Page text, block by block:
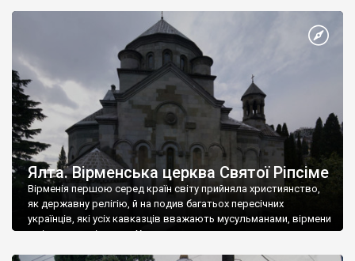
Херсонесі Володимир-язичник, став Василем-християнином.
А потім було Хрещення Русі. На честь Херсонесу Таврійського
Ялта. Вірменська церква Святої Ріпсіме
Вірменія першою серед країн світу прийняла християнство,
як державну релігію, й на подив багатьох пересічних
українців, які усіх кавказців вважають мусульманами, вірмени
є відданими вірянами Христа